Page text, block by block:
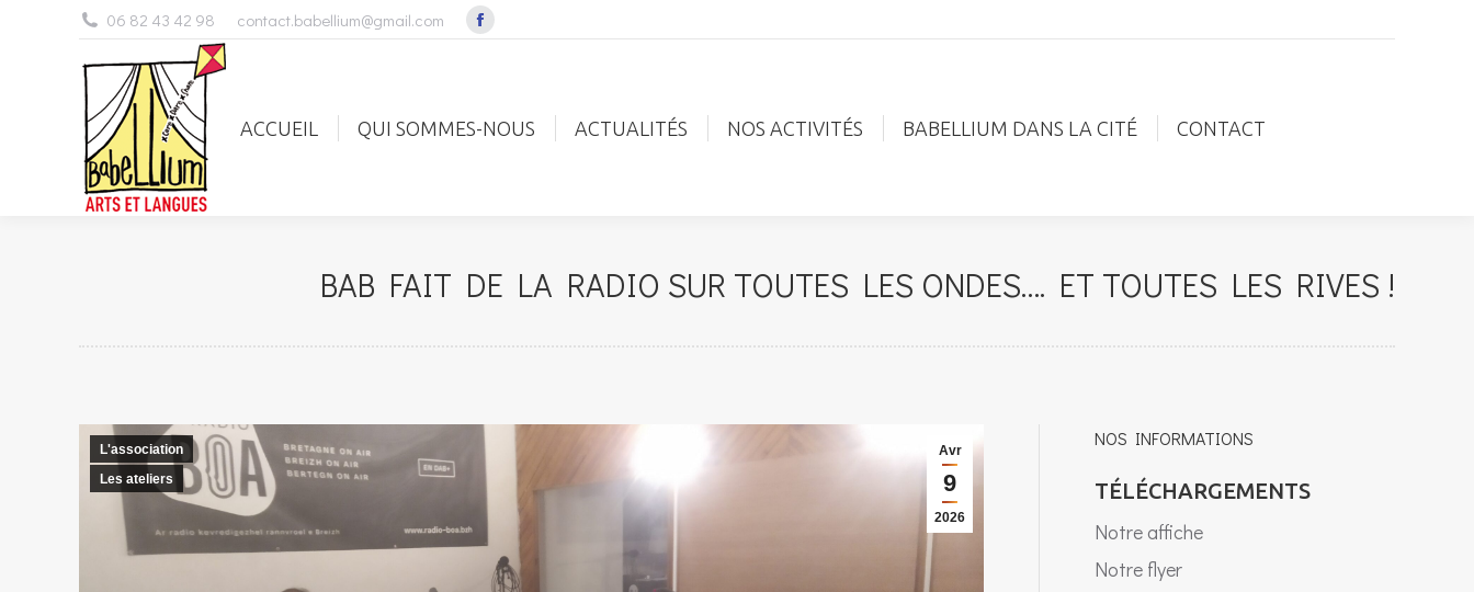
06 82 43 42 98 contact.babellium@gmail.com
Facebook
in
ACCUEIL QUI SOMMES-NOUS ACTUALITÉS NOS ACTIVITÉS BABELLIUM DANS LA CITÉ CONTACT
BAB FAIT DE LA RADIO SUR TOUTES LES ONDES…. ET TOUTES LES RIVES !
Avr
9
2026
L'association
Les ateliers
NOS INFORMATIONS
TÉLÉCHARGEMENTS
Notre affiche
Notre flyer